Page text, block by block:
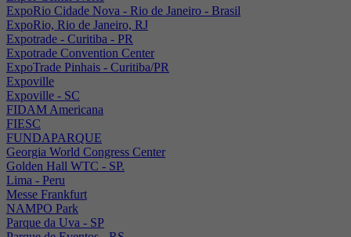
ExpoRio Cidade Nova - Rio de Janeiro - Brasil
ExpoRio, Rio de Janeiro, RJ
Expotrade - Curitiba - PR
Expotrade Convention Center
ExpoTrade Pinhais - Curitiba/PR
Expoville
Expoville - SC
FIDAM Americana
FIESC
FUNDAPARQUE
Georgia World Congress Center
Golden Hall WTC - SP.
Lima - Peru
Messe Frankfurt
NAMPO Park
Parque da Uva - SP